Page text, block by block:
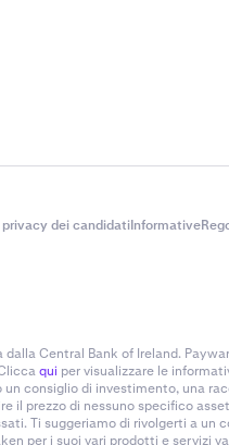
dei candidatiInformative
Central Bank of Ireland.
qui per visualizzare le
consiglio di investimento, una
il prezzo di nessuno specifico
Ti suggeriamo di rivolgerti a
per i suoi vari prodotti e servizi